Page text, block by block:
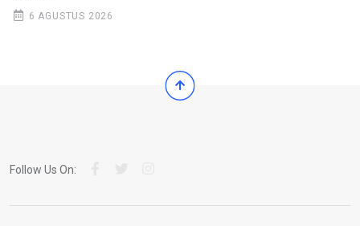
6 AGUSTUS 2026
Follow Us On: